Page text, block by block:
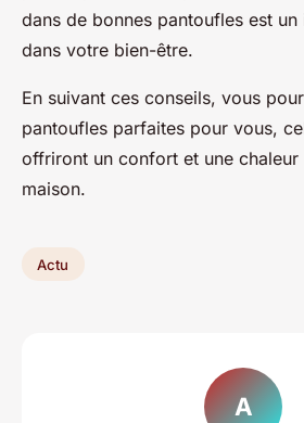
dans de bonnes pantoufles est un
dans votre bien-être.
En suivant ces conseils, vous
pantoufles parfaites pour vous,
offriront un confort et une chaleur
maison.
Actu
A